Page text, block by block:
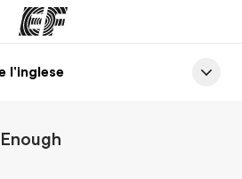
l'inglese